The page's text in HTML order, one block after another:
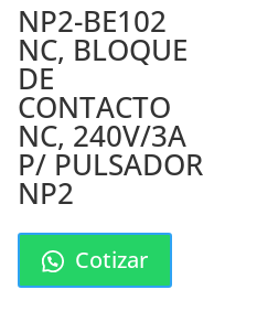
NP2-BE102
NC, BLOQUE
DE
CONTACTO
NC, 240V/3A
P/ PULSADOR
NP2
Cotizar